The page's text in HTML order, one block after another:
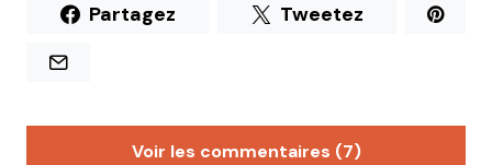
Partagez Tweetez
Voir les commentaires (7)